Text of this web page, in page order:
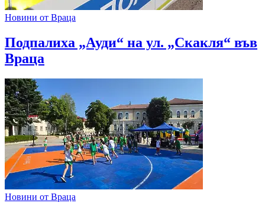
Новини от Враца
Подпалиха „Ауди“ на ул. „Скакля“ във
Враца
Новини от Враца